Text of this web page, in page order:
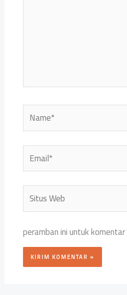
Name*
Email*
Situs
Web
peramban ini untuk